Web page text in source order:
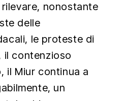
nonostante
delle
le proteste di
il contenzioso
il Miur continua a
un